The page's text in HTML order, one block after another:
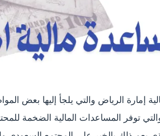
إمارة الرياض والتي يلجأ إليها بعض
توفر المساعدات المالية الضخمة